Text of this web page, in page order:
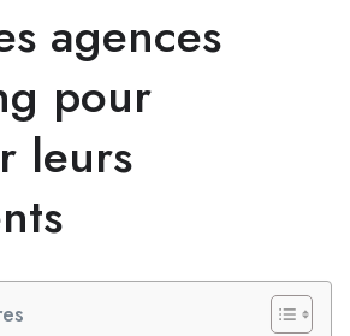
agences
pour
leurs